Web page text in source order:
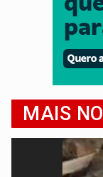
MAIS